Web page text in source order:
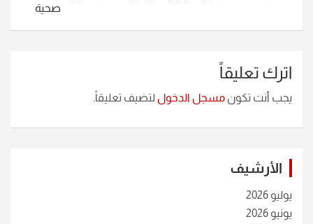
صحية
اترك تعليقاً
يجب أنت تكون مسجل الدخول لتضيف تعليقاً.
الأرشيف
يوليو 2026
يونيو 2026